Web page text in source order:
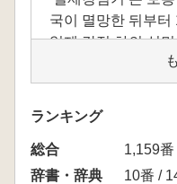
국이 멸망한 뒤부터
일제 강점 하의 식
기나 시대를 이르
이 시기에 우리나라
람에 의해 쓰이거
지형도 등에 쓰인
명이 오늘날 어디를
쓰이는지 등을 보이
ランキング
総合
1,159
辞書・辞典
10番 /